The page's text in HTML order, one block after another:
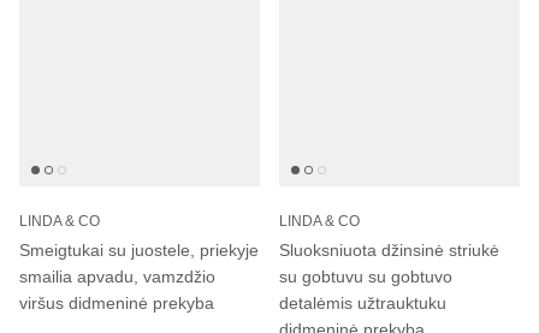
LINDA & CO
Smeigtukai su juostele, priekyje
smailia apvadu, vamzdžio
viršus didmeninė prekyba
LINDA & CO
Sluoksniuota džinsinė striukė
su gobtuvu su gobtuvo
detalėmis užtrauktuku